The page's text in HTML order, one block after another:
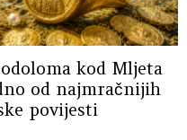
kod Mljeta
od najmračnijih
povijesti